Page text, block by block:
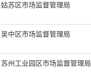
姑苏区市场监督管理局
吴中区市场监督管理局
苏州工业园区市场监督管理局